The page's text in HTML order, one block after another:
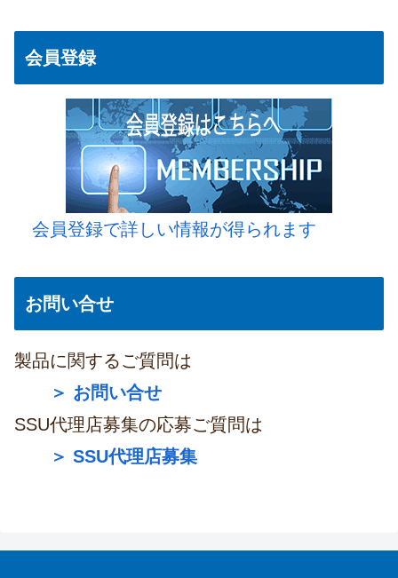
会員登録
会員登録で詳しい情報が得られます
お問い合せ
製品に関するご質問は
＞ お問い合せ
SSU代理店募集の応募ご質問は
＞ SSU代理店募集